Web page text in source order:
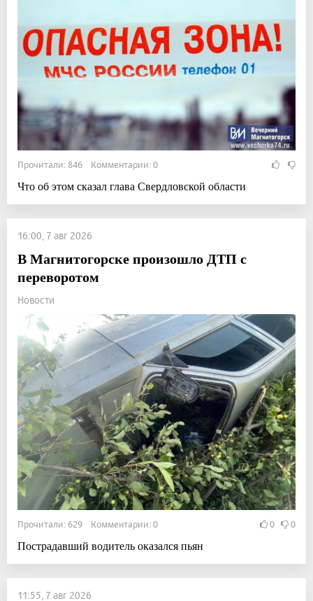
Прочитали: 846 Комментарии: 0
Что об этом сказал глава Свердловской области
16:00, 7 авг 2026
В Магнитогорске произошло ДТП с
переворотом
Новости
Прочитали: 629 Комментарии: 0 0 0
Пострадавший водитель оказался пьян
11:55, 7 авг 2026